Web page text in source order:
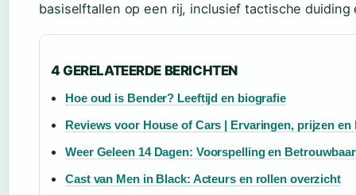
basiselftallen op een rij, inclusief tactische
4 GERELATEERDE BERICHTEN
Hoe oud is Bender? Leeftijd en biografie
Reviews voor House of Cars | Ervaringen, prijzen
Weer Geleen 14 Dagen: Voorspelling en
Cast van Men in Black: Acteurs en rollen overzicht